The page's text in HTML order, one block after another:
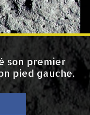
son premier
pied gauche.